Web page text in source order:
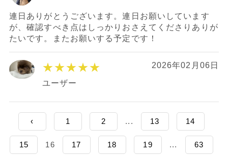
連日ありがとうございます。連日お願いしています
が、確認すべき点はしっかりおさえてくださりありが
たいです。またお願いする予定です！
★★★★★ 2026年02月06日
ユーザー
‹ 1 2 ... 13 14
15 16 17 18 19 ... 63